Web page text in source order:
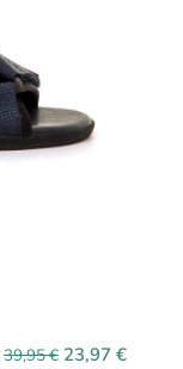
39,95€ 23,97 €